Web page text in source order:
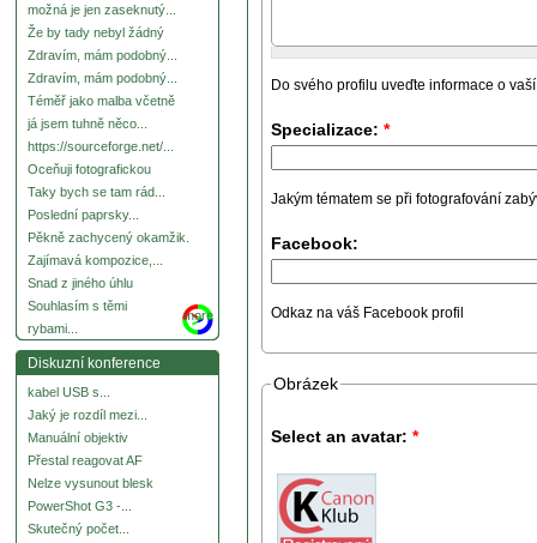
možná je jen zaseknutý...
Že by tady nebyl žádný
Zdravím, mám podobný...
Zdravím, mám podobný...
Téměř jako malba včetně
já jsem tuhně něco...
https://sourceforge.net/...
Oceňuji fotografickou
Taky bych se tam rád...
Poslední paprsky...
Pěkně zachycený okamžik.
Zajímavá kompozice,...
Snad z jiného úhlu
Souhlasím s těmi
rybami...
more
Diskuzní konference
kabel USB s...
Jaký je rozdíl mezi...
Manuální objektiv
Přestal reagovat AF
Nelze vysunout blesk
PowerShot G3 -...
Skutečný počet...
Do svého profilu uveďte informace o
Specializace: *
Jakým tématem se při fotografování
Facebook:
Odkaz na váš Facebook profil
Obrázek
Select an avatar: *